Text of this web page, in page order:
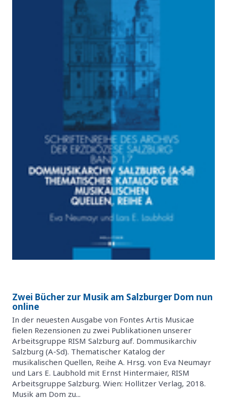
Zwei Bücher zur Musik am Salzburger Dom nun
online
In der neuesten Ausgabe von Fontes Artis Musicae
fielen Rezensionen zu zwei Publikationen unserer
Arbeitsgruppe RISM Salzburg auf. Dommusikarchiv
Salzburg (A-Sd). Thematischer Katalog der
musikalischen Quellen, Reihe A. Hrsg. von Eva Neumayr
und Lars E. Laubhold mit Ernst Hintermaier, RISM
Arbeitsgruppe Salzburg. Wien: Hollitzer Verlag, 2018.
Musik am Dom zu...